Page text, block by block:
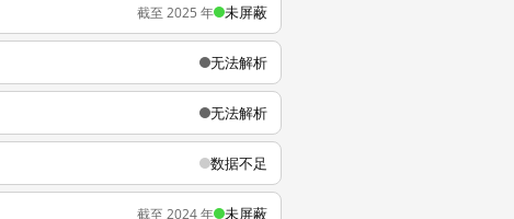
截至 2025 年 未屏蔽
无法解析
无法解析
数据不足
截至 2024 年 未屏蔽